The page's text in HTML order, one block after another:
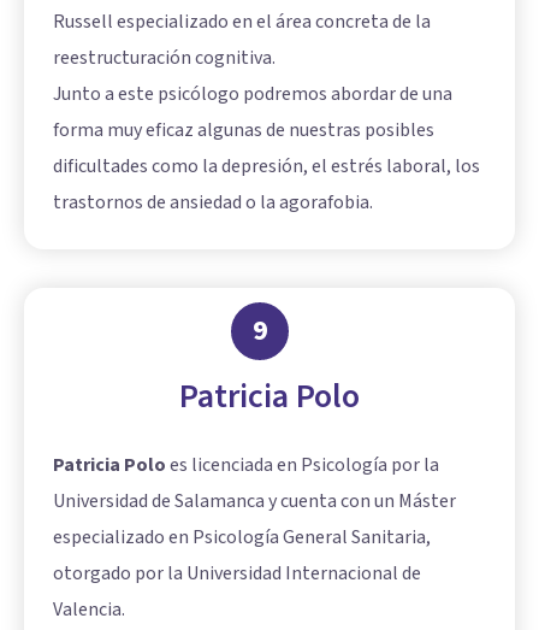
Russell especializado en el área concreta de la
reestructuración cognitiva.
Junto a este psicólogo podremos abordar de una
forma muy eficaz algunas de nuestras posibles
dificultades como la depresión, el estrés laboral, los
trastornos de ansiedad o la agorafobia.
9
Patricia Polo
Patricia Poloes licenciada en Psicología por la
Universidad de Salamanca y cuenta con un Máster
especializado en Psicología General Sanitaria,
otorgado por la Universidad Internacional de
Valencia.